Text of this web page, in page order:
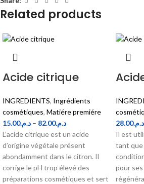
Related products
Acide citrique
INGREDIENTS, Ingrédients
cosmétiques, Matiére premiére
د.م.15.00 – د.م.82.00
L’acide citrique est un acide
d’origine végétale présent
abondamment dans le citron. Il
corrige le pH trop élevé des
préparations cosmétiques et sert
د.م.28.00
Il est
tant que
pour